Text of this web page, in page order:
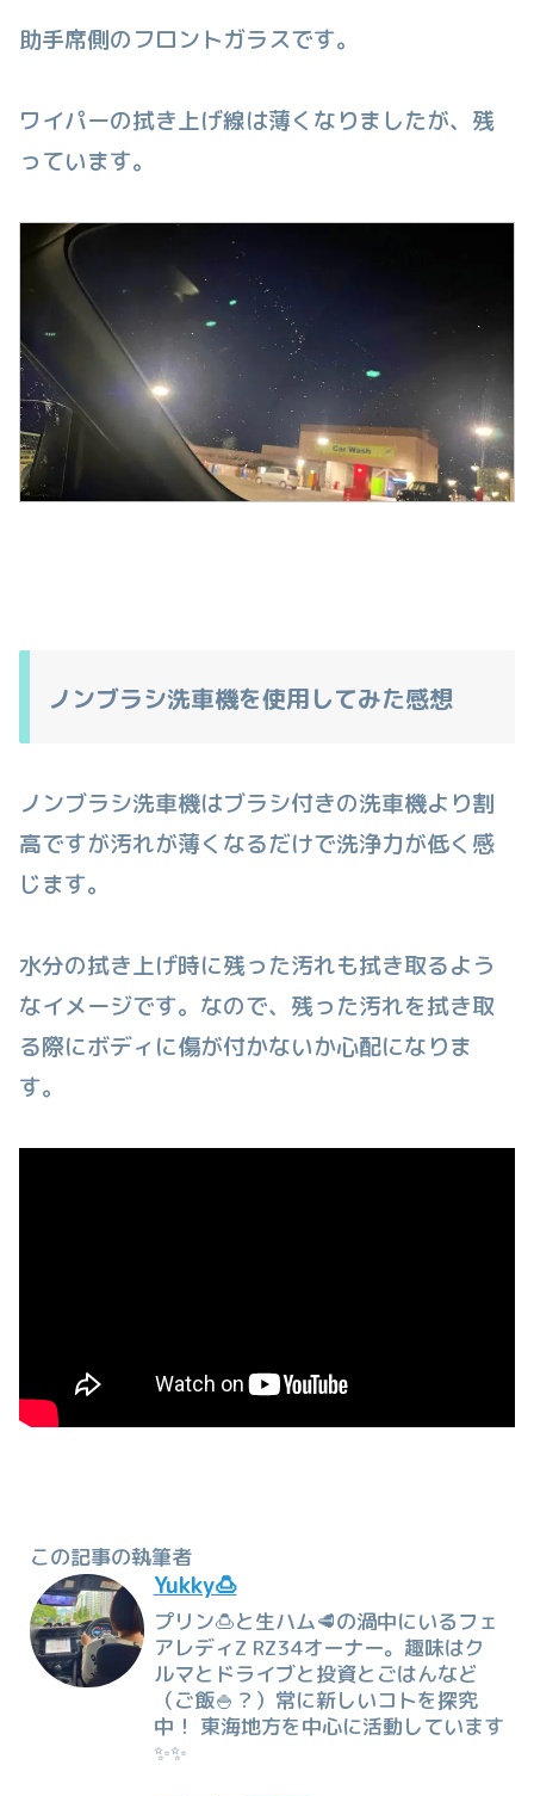
助手席側のフロントガラスです。
ワイパーの拭き上げ線は薄くなりましたが、残
っています。
ノンブラシ洗車機を使用してみた感想
ノンブラシ洗車機はブラシ付きの洗車機より割
高ですが汚れが薄くなるだけで洗浄力が低く感
じます。
水分の拭き上げ時に残った汚れも拭き取るよう
なイメージです。なので、残った汚れを拭き取
る際にボディに傷が付かないか心配になりま
す。
この記事の執筆者
Yukky🍮
プリン🍮と生ハム🥩の渦中にいるフェ
アレディZ RZ34オーナー。趣味はク
ルマとドライブと投資とごはんなど
（ご飯🍚？）常に新しいコトを探究
中！ 東海地方を中心に活動しています
✨✨